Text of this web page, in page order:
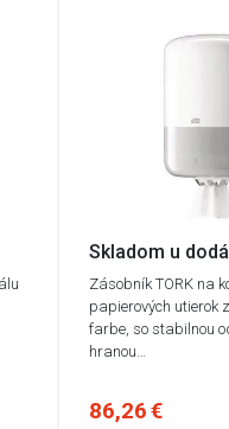
Skladom u
Zásobník TORK na
papierových utierok
farbe, so stabilnou
hranou…
86,26 €